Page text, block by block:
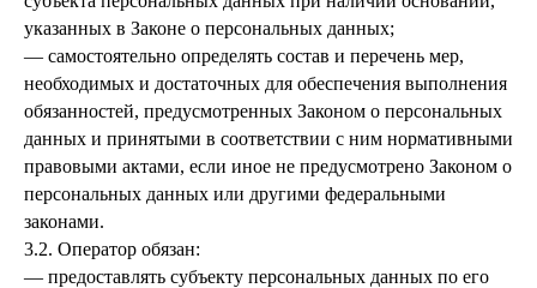
указанных в Законе о персональных данных;
— самостоятельно определять состав и перечень мер,
необходимых и достаточных для обеспечения выполнения
обязанностей, предусмотренных Законом о персональных
данных и принятыми в соответствии с ним нормативными
правовыми актами, если иное не предусмотрено Законом о
персональных данных или другими федеральными
законами.
3.2. Оператор обязан:
— предоставлять субъекту персональных данных по его